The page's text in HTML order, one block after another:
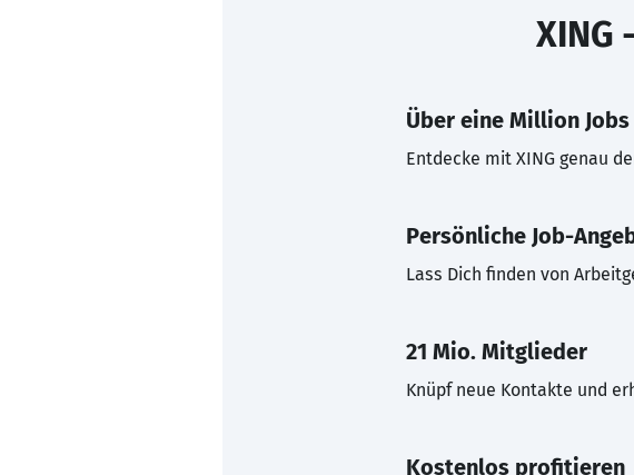
XING
Über eine Million Jobs
Entdecke mit XING genau
Persönliche Job-
Lass Dich finden von
21 Mio. Mitglieder
Knüpf neue Kontakte und
Kostenlos profitieren